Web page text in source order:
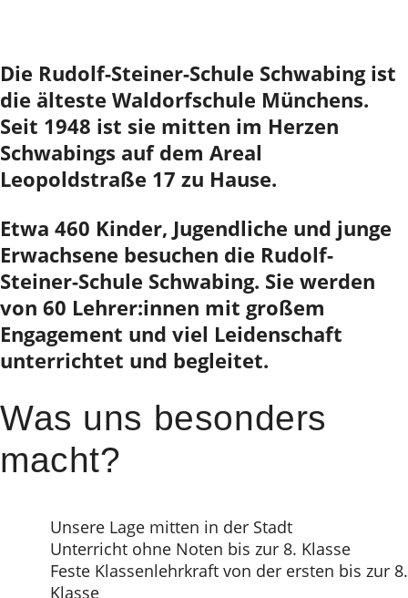
Die Rudolf-Steiner-Schule Schwabing ist
die älteste Waldorfschule Münchens.
Seit 1948 ist sie mitten im Herzen
Schwabings auf dem Areal
Leopoldstraße 17 zu Hause.
Etwa 460 Kinder, Jugendliche und junge
Erwachsene besuchen die Rudolf-
Steiner-Schule Schwabing. Sie werden
von 60 Lehrer:innen mit großem
Engagement und viel Leidenschaft
unterrichtet und begleitet.
Was uns besonders
macht?
Unsere Lage mitten in der Stadt
Unterricht ohne Noten bis zur 8. Klasse
Feste Klassenlehrkraft von der ersten bis zur 8.
Klasse